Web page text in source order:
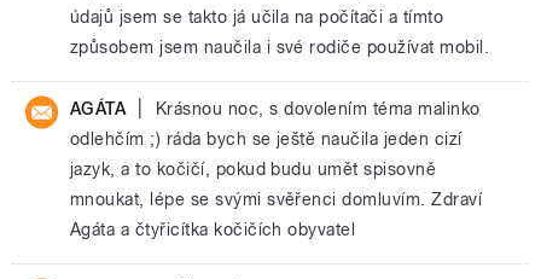
údajů jsem se takto já učila na počítači a tímto
způsobem jsem naučila i své rodiče používat mobil.
AGÁTA
Krásnou noc, s dovolením téma malinko
odlehčím ;) ráda bych se ještě naučila jeden cizí
jazyk, a to kočičí, pokud budu umět spisovně
mnoukat, lépe se svými svěřenci domluvím. Zdraví
Agáta a čtyřicítka kočičích obyvatel